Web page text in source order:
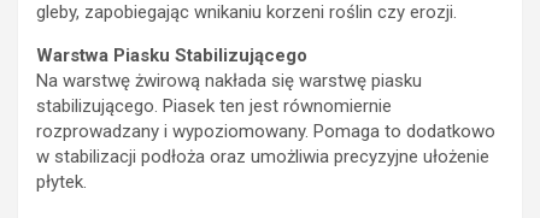
gleby, zapobiegając wnikaniu korzeni roślin czy erozji.
Warstwa Piasku Stabilizującego
Na warstwę żwirową nakłada się warstwę piasku
stabilizującego. Piasek ten jest równomiernie
rozprowadzany i wypoziomowany. Pomaga to dodatkowo
w stabilizacji podłoża oraz umożliwia precyzyjne ułożenie
płytek.